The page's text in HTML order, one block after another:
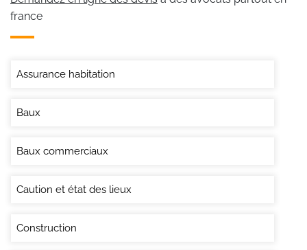
france
Assurance habitation
Baux
Baux commerciaux
Caution et état des lieux
Construction